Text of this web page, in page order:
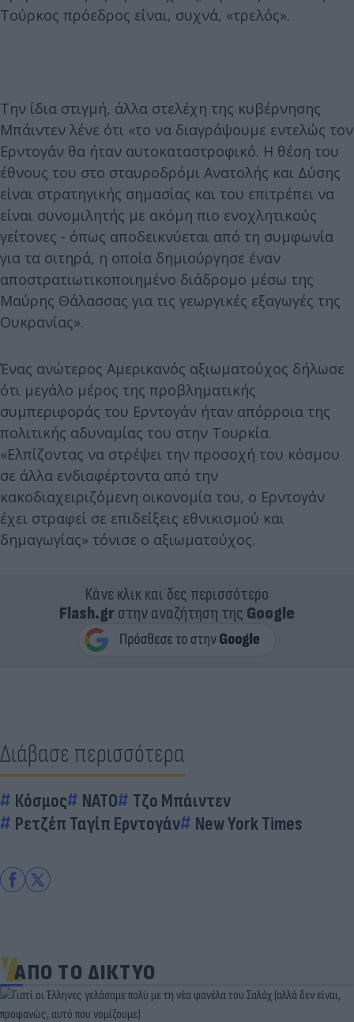
Τούρκος πρόεδρος είναι, συχνά, «τρελός».
Την ίδια στιγμή, άλλα στελέχη της κυβέρνησης
Μπάιντεν λένε ότι «το να διαγράψουμε εντελώς τον
Ερντογάν θα ήταν αυτοκαταστροφικό. Η θέση του
έθνους του στο σταυροδρόμι Ανατολής και Δύσης
είναι στρατηγικής σημασίας και του επιτρέπει να
είναι συνομιλητής με ακόμη πιο ενοχλητικούς
γείτονες - όπως αποδεικνύεται από τη συμφωνία
για τα σιτηρά, η οποία δημιούργησε έναν
αποστρατιωτικοποιημένο διάδρομο μέσω της
Μαύρης Θάλασσας για τις γεωργικές εξαγωγές της
Ουκρανίας».
Ένας ανώτερος Αμερικανός αξιωματούχος δήλωσε
ότι μεγάλο μέρος της προβληματικής
συμπεριφοράς του Ερντογάν ήταν απόρροια της
πολιτικής αδυναμίας του στην Τουρκία.
«Ελπίζοντας να στρέψει την προσοχή του κόσμου
σε άλλα ενδιαφέρτοντα από την
κακοδιαχειριζόμενη οικονομία του, ο Ερντογάν
έχει στραφεί σε επιδείξεις εθνικισμού και
δημαγωγίας» τόνισε ο αξιωματούχος.
Κάνε κλικ και δες περισσότερο
Flash.grστην αναζήτηση της Google
Διάβασε περισσότερα
Κόσμος ΝΑΤΟ
Τζο Μπάιντεν
Ρετζέπ Ταγίπ Ερντογάν
New York Times
ΑΠΟ ΤΟ ΔΙΚΤΥΟ